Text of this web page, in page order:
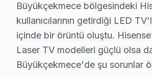
Garanti belgesi: Her
Büyükçekmece servis sonrası
Büyükçekmece'de Hisense
Büyükçekmece bölgesindeki
kullanıcılarının getirdiği LED
içinde bir örüntü oluştu.
Laser TV modelleri güçlü olsa
Büyükçekmece'de şu sorunlar